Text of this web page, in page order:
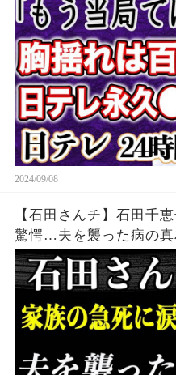
日本テレビとの深い溝
2024/09/08
【石田さんチ】石田千
驚愕…夫を襲った病の
石田家の現在と長男の